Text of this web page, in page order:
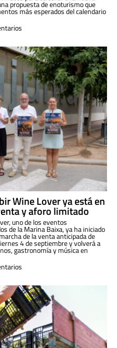
propuesta de enoturismo que
más esperados del calendario
Wine Lover ya está en
y aforo limitado
uno de los eventos
de la Marina Baixa, ya ha iniciado
de la venta anticipada de
4 de septiembre y volverá a
gastronomía y música en